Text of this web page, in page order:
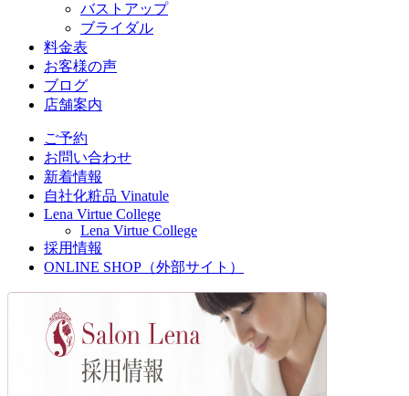
バストアップ
ブライダル
料金表
お客様の声
ブログ
店舗案内
ご予約
お問い合わせ
新着情報
自社化粧品 Vinatule
Lena Virtue College
Lena Virtue College
採用情報
ONLINE SHOP（外部サイト）